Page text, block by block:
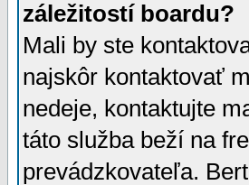
záležitostí boardu?
Mali by ste
najskôr kontaktovať
nedeje, kontaktujte
táto služba beží na
prevádzkovateľa.